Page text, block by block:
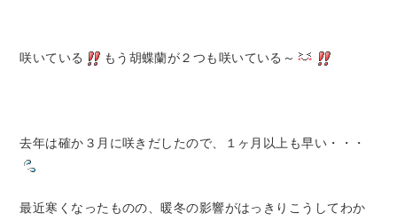
咲いている もう胡蝶蘭が２つも咲いている～
去年は確か３月に咲きだしたので、１ヶ月以上も早い・・・
最近寒くなったものの、暖冬の影響がはっきりこうしてわか